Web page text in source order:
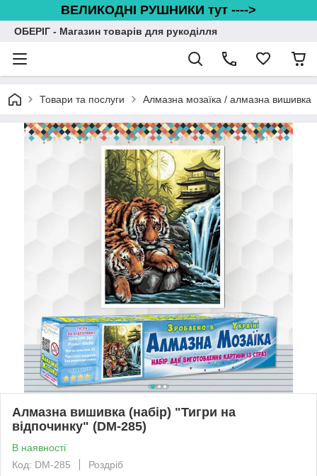
ВЕЛИКОДНІ РУШНИКИ тут ---->
ОБЕРІГ - Магазин товарів для рукоділля
Товари та послуги Алмазна мозаїка / алмазна вишивка
Алмазна вишивка (набір) "Тигри на
відпочинку" (DM-285)
В наявності
Код: DM-285
Роздріб